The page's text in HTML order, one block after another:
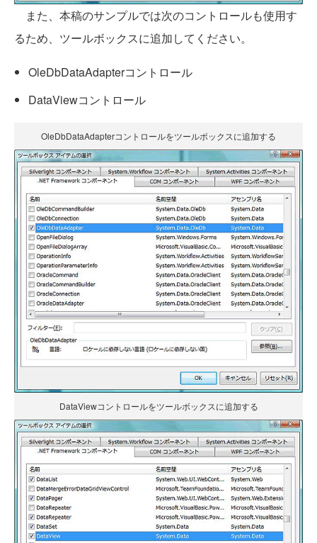
また、本稿のサンプルでは次のコントロールも使用す
るため、ツールボックスに追加してください。
OleDbDataAdapterコントロール
DataViewコントロール
OleDbDataAdapterコントロールをツールボックスに追加する
DataViewコントロールをツールボックスに追加する